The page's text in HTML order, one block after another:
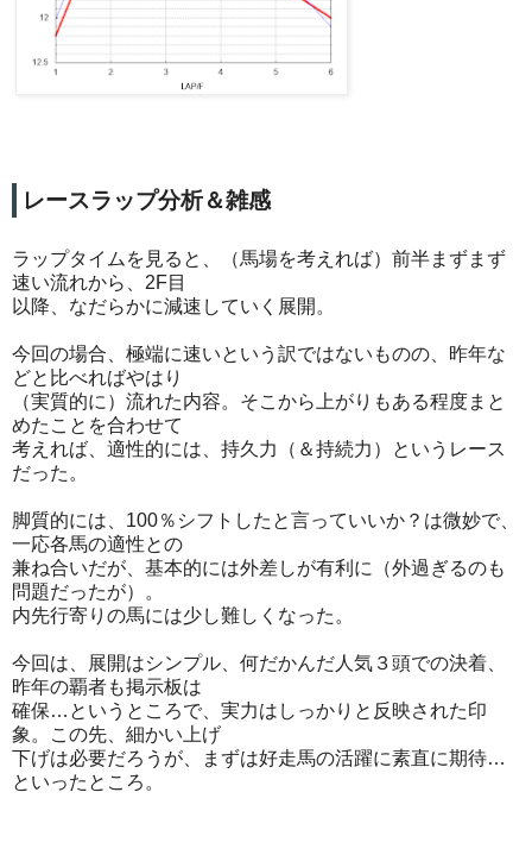
レースラップ分析＆雑感
ラップタイムを見ると、（馬場を考えれば）前半まずまず
速い流れから、2F目
以降、なだらかに減速していく展開。
今回の場合、極端に速いという訳ではないものの、昨年な
どと比べればやはり
（実質的に）流れた内容。そこから上がりもある程度まと
めたことを合わせて
考えれば、適性的には、持久力（＆持続力）というレース
だった。
脚質的には、100％シフトしたと言っていいか？は微妙で、
一応各馬の適性との
兼ね合いだが、基本的には外差しが有利に（外過ぎるのも
問題だったが）。
内先行寄りの馬には少し難しくなった。
今回は、展開はシンプル、何だかんだ人気３頭での決着、
昨年の覇者も掲示板は
確保…というところで、実力はしっかりと反映された印
象。この先、細かい上げ
下げは必要だろうが、まずは好走馬の活躍に素直に期待…
といったところ。